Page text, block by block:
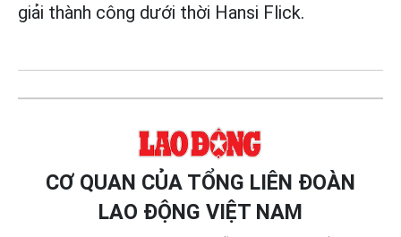
giải thành công dưới thời Hansi Flick.
CƠ QUAN CỦA TỔNG LIÊN ĐOÀN
LAO ĐỘNG VIỆT NAM